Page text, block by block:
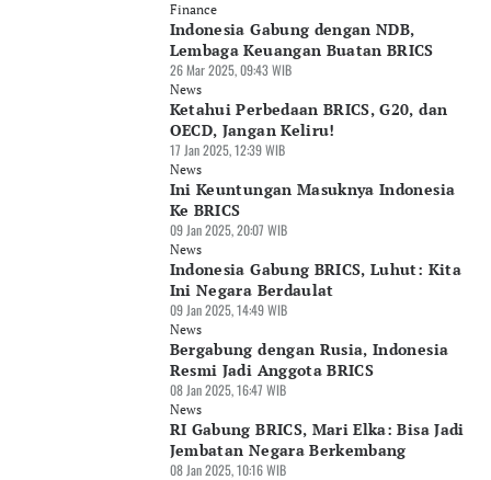
Finance
Indonesia Gabung dengan NDB,
Lembaga Keuangan Buatan BRICS
26 Mar 2025, 09:43 WIB
News
Ketahui Perbedaan BRICS, G20, dan
OECD, Jangan Keliru!
17 Jan 2025, 12:39 WIB
News
Ini Keuntungan Masuknya Indonesia
Ke BRICS
09 Jan 2025, 20:07 WIB
News
Indonesia Gabung BRICS, Luhut: Kita
Ini Negara Berdaulat
09 Jan 2025, 14:49 WIB
News
Bergabung dengan Rusia, Indonesia
Resmi Jadi Anggota BRICS
08 Jan 2025, 16:47 WIB
News
RI Gabung BRICS, Mari Elka: Bisa Jadi
Jembatan Negara Berkembang
08 Jan 2025, 10:16 WIB